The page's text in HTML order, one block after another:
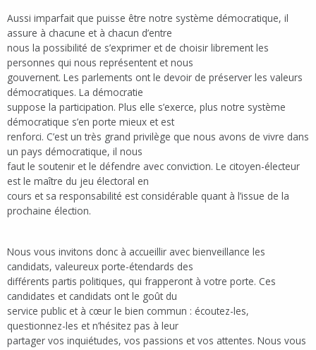
Aussi imparfait que puisse être notre système démocratique, il
assure à chacune et à chacun d’entre
nous la possibilité de s’exprimer et de choisir librement les
personnes qui nous représentent et nous
gouvernent. Les parlements ont le devoir de préserver les valeurs
démocratiques. La démocratie
suppose la participation. Plus elle s’exerce, plus notre système
démocratique s’en porte mieux et est
renforci. C’est un très grand privilège que nous avons de vivre dans
un pays démocratique, il nous
faut le soutenir et le défendre avec conviction. Le citoyen-électeur
est le maître du jeu électoral en
cours et sa responsabilité est considérable quant à l’issue de la
prochaine élection.
Nous vous invitons donc à accueillir avec bienveillance les
candidats, valeureux porte-étendards des
différents partis politiques, qui frapperont à votre porte. Ces
candidates et candidats ont le goût du
service public et à cœur le bien commun : écoutez-les,
questionnez-les et n’hésitez pas à leur
partager vos inquiétudes, vos passions et vos attentes. Nous vous